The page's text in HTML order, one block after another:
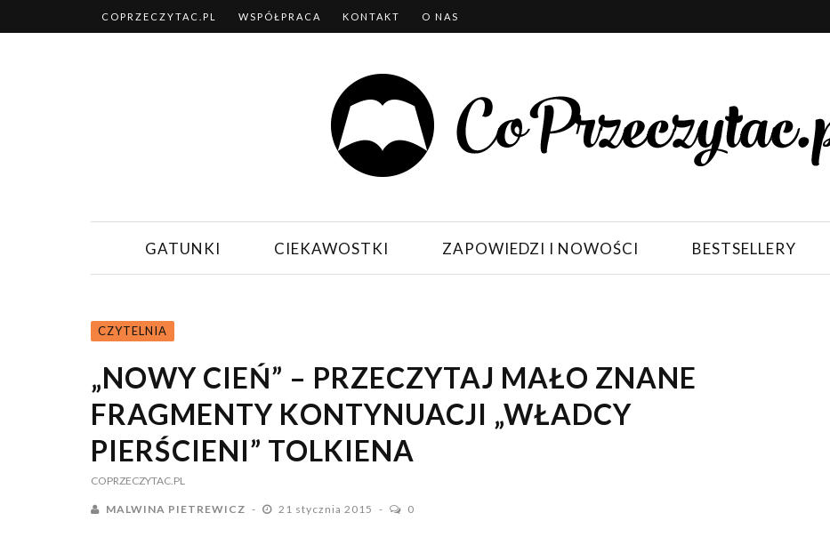
COPRZECZYTAC.PL WSPÓŁPRACA KONTAKT O NAS
GATUNKI CIEKAWOSTKI ZAPOWIEDZI I NOWOŚCI BESTSELLERY
CZYTELNIA
„NOWY CIEŃ” – PRZECZYTAJ MAŁO ZNANE
FRAGMENTY KONTYNUACJI „WŁADCY
PIERŚCIENI” TOLKIENA
COPRZECZYTAC.PL
MALWINA PIETREWICZ 21 stycznia 2015 0